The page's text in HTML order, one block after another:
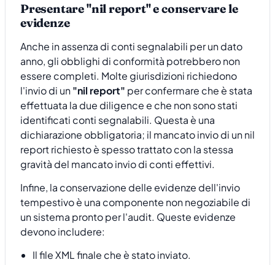
Presentare "nil report" e conservare le
evidenze
Anche in assenza di conti segnalabili per un dato
anno, gli obblighi di conformità potrebbero non
essere completi. Molte giurisdizioni richiedono
l'invio di un"nil report" per confermare che è stata
effettuata la due diligence e che non sono stati
identificati conti segnalabili. Questa è una
dichiarazione obbligatoria; il mancato invio di un nil
report richiesto è spesso trattato con la stessa
gravità del mancato invio di conti effettivi.
Infine, la conservazione delle evidenze dell'invio
tempestivo è una componente non negoziabile di
un sistema pronto per l'audit. Queste evidenze
devono includere:
Il file XML finale che è stato inviato.